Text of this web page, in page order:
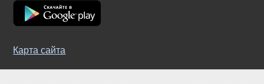
Карта сайта